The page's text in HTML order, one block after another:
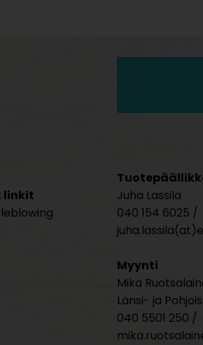
linkit
Juha Lassila
040 154 6025 /
Myynti
Mika
Länsi- ja
040 5501 250 /